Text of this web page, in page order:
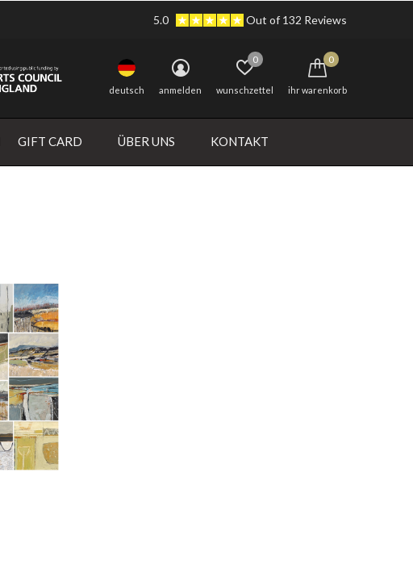
GIFT CARD ÜBER UNS KONTAKT
deutsch anmelden wunschzettel
0
ihr warenkorb
0
5.0 Out of 132 Reviews